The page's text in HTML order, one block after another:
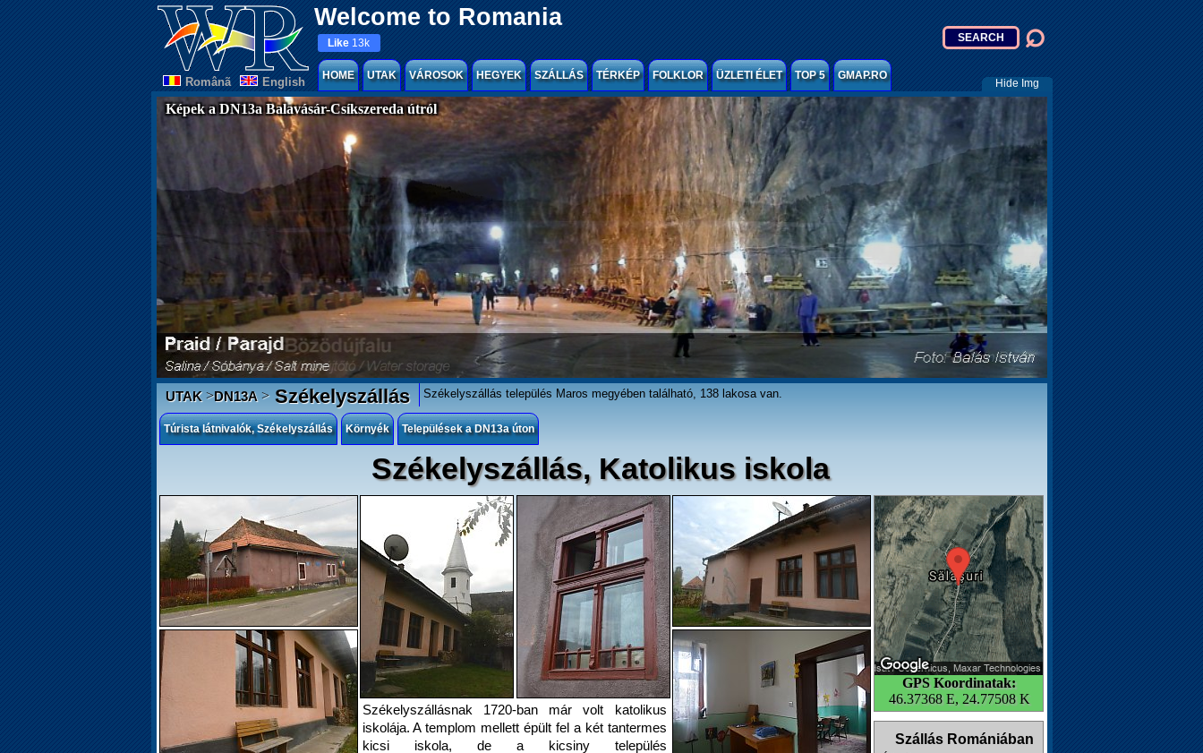
Welcome to Romania
Românã English
Like 13k
HOME UTAK VÁROSOK HEGYEK SZÁLLÁS TÉRKÉP FOLKLOR ÜZLETI ÉLET TOP 5 GMAP.RO
Hide Img
Képek a DN13a Balavásár-Csíkszereda útról
UTAK>DN13A>Székelyszállás Székelyszállás település Maros megyében található, 138 lakosa van.
Túrista látnivalók, Székelyszállás Környék Települések a DN13a úton
Székelyszállás, Katolikus iskola
GPS Koordinatak:
46.37368 E, 24.77508 K
Székelyszállásnak 1720-ban már volt katolikus
iskolája. A templom mellett épült fel a két tantermes
kicsi iskola, de a kicsiny település